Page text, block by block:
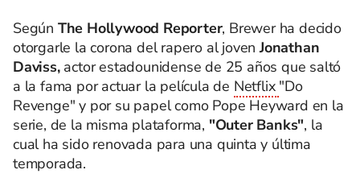
Según The Hollywood Reporter, Brewer ha decido
otorgarle la corona del rapero al jovenJonathan
Daviss,actor estadounidense de 25 años que saltó
a la fama por actuar la película de Netflix "Do
Revenge" y por su papel como Pope Heyward en la
serie, de la misma plataforma, "Outer Banks", la
cual ha sido renovada para una quinta y última
temporada.